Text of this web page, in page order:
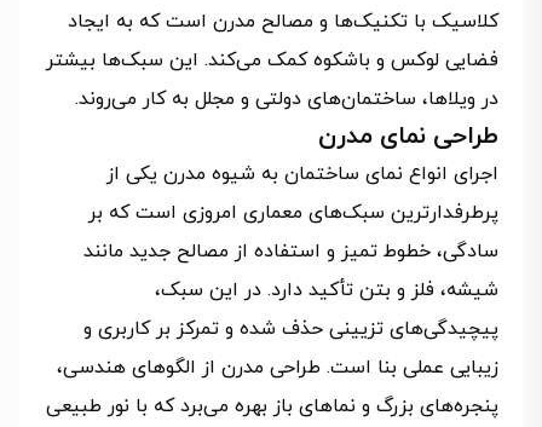
کلاسیک با تکنیک‌ها و مصالح مدرن است که به ایجاد
فضایی لوکس و باشکوه کمک می‌کند. این سبک‌ها بیشتر
در ویلاها، ساختمان‌های دولتی و مجلل به کار می‌روند.
طراحی نمای مدرن
اجرای انواع نمای ساختمان به شیوه مدرن یکی از
پرطرفدارترین سبک‌های معماری امروزی است که بر
سادگی، خطوط تمیز و استفاده از مصالح جدید مانند
شیشه، فلز و بتن تأکید دارد. در این سبک،
پیچیدگی‌های تزیینی حذف شده و تمرکز بر کاربری و
زیبایی عملی بنا است. طراحی مدرن از الگوهای هندسی،
پنجره‌های بزرگ و نماهای باز بهره می‌برد که با نور طبیعی